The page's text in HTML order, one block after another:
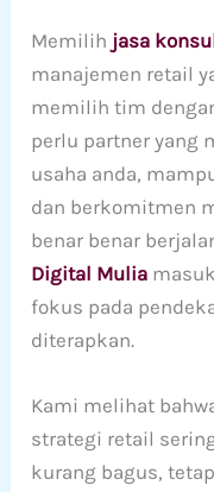
Memilih jasa
manajemen retail
memilih tim
perlu partner yang
usaha anda,
dan berkomitmen
benar benar
Digital Mulia
fokus pada
diterapkan.
Kami melihat
strategi retail
kurang bagus,